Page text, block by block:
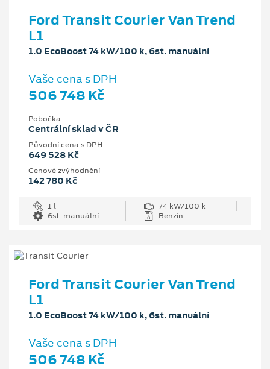
Ford Transit Courier Van Trend
L1
1.0 EcoBoost 74 kW/100 k, 6st. manuální
Vaše cena s DPH
506 748 Kč
Pobočka
Centrální sklad v ČR
Původní cena s DPH
649 528 Kč
Cenové zvýhodnění
142 780 Kč
1 l
74 kW/100 k
6st. manuální
Benzín
Ford Transit Courier Van Trend
L1
1.0 EcoBoost 74 kW/100 k, 6st. manuální
Vaše cena s DPH
506 748 Kč